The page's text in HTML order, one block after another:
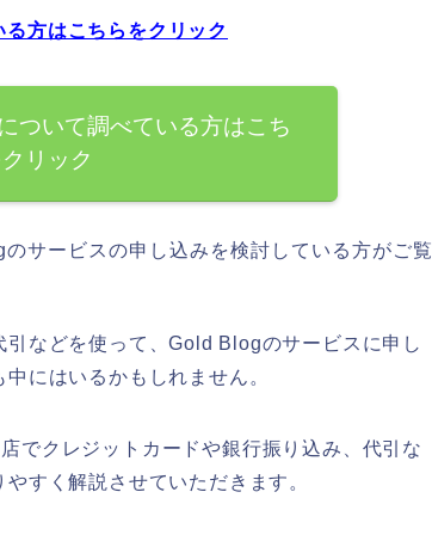
方はこちらをクリック
ついて調べている方はこち
リック
サービスの申し込みを検討している方がご覧
などを使って、Gold Blogのサービスに申し
にはいるかもしれません。
でクレジットカードや銀行振り込み、代引な
すく解説させていただきます。